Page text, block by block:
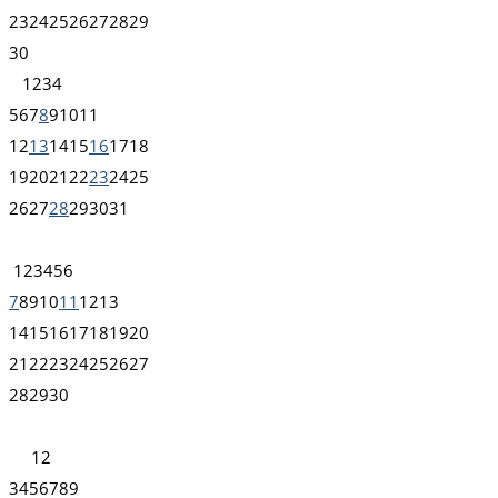
23242526272829
30
1 234
567891011
12131415161718
192021 22232425
262728293031
1 23456
7891011 1213
14151617181920
21 222324252627
282930
1 2
3456789